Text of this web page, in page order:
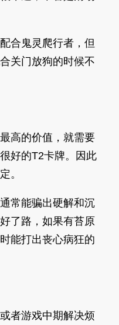
鬼灵爬行者，但
关门放狗的时候不
的价值，就需要
好的T2卡牌。因此
。
能骗出硬解和沉
了路，如果有苔原
能打出丧心病狂的
游戏中期解决烦